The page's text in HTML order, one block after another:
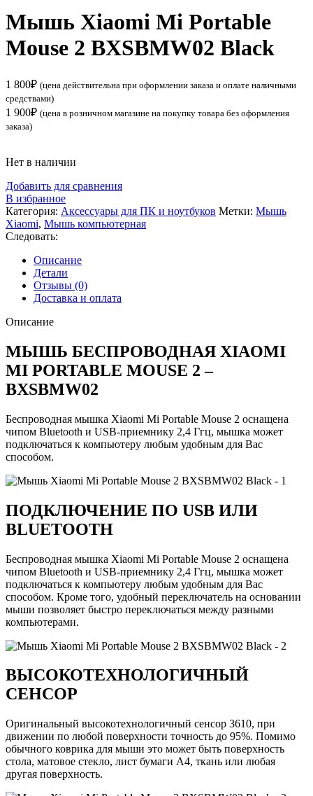
Мышь Xiaomi Mi Portable
Mouse 2 BXSBMW02 Black
1 800₽ (цена действительна при оформлении заказа и оплате наличными
средствами)
1 900₽ (цена в розничном магазине на покупку товара без оформления
заказа)
Нет в наличии
Добавить для сравнения
В избранное
Категория: Аксессуары для ПК и ноутбуков Метки: Мышь
Xiaomi, Мышь компьютерная
Следовать:
Описание
Детали
Отзывы (0)
Доставка и оплата
Описание
МЫШЬ БЕСПРОВОДНАЯ XIAOMI
MI PORTABLE MOUSE 2 –
BXSBMW02
Беспроводная мышка Xiaomi Mi Portable Mouse 2 оснащена
чипом Bluetooth и USB-приемнику 2,4 Ггц, мышка может
подключаться к компьютеру любым удобным для Вас
способом.
ПОДКЛЮЧЕНИЕ ПО USB ИЛИ
BLUETOOTH
Беспроводная мышка Xiaomi Mi Portable Mouse 2 оснащена
чипом Bluetooth и USB-приемнику 2,4 Ггц, мышка может
подключаться к компьютеру любым удобным для Вас
способом. Кроме того, удобный переключатель на основании
мыши позволяет быстро переключаться между разными
компьютерами.
ВЫСОКОТЕХНОЛОГИЧНЫЙ
СЕНСОР
Оригинальный высокотехнологичный сенсор 3610, при
движении по любой поверхности точность до 95%. Помимо
обычного коврика для мыши это может быть поверхность
стола, матовое стекло, лист бумаги А4, ткань или любая
другая поверхность.